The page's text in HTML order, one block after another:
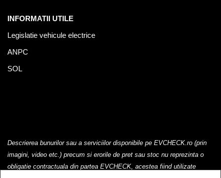
INFORMATII UTILE
Legislatie vehicule electrice
ANPC
SOL
Descrierea bunurilor sau a serviciilor disponibile pe EVCHECK.ro (prin
imagini, video etc.) precum si erorile de pret sau stoc nu reprezinta o
obligatie contractuala din partea EVCHECK, acestea fiind utilizate